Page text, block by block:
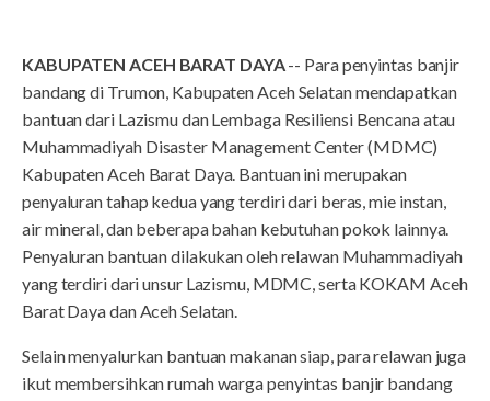
KABUPATEN ACEH BARAT DAYA-- Para penyintas banjir
bandang di Trumon, Kabupaten Aceh Selatan mendapatkan
bantuan dari Lazismu dan Lembaga Resiliensi Bencana atau
Muhammadiyah Disaster Management Center (MDMC)
Kabupaten Aceh Barat Daya. Bantuan ini merupakan
penyaluran tahap kedua yang terdiri dari beras, mie instan,
air mineral, dan beberapa bahan kebutuhan pokok lainnya.
Penyaluran bantuan dilakukan oleh relawan Muhammadiyah
yang terdiri dari unsur Lazismu, MDMC, serta KOKAM Aceh
Barat Daya dan Aceh Selatan.
Selain menyalurkan bantuan makanan siap, para relawan juga
ikut membersihkan rumah warga penyintas banjir bandang